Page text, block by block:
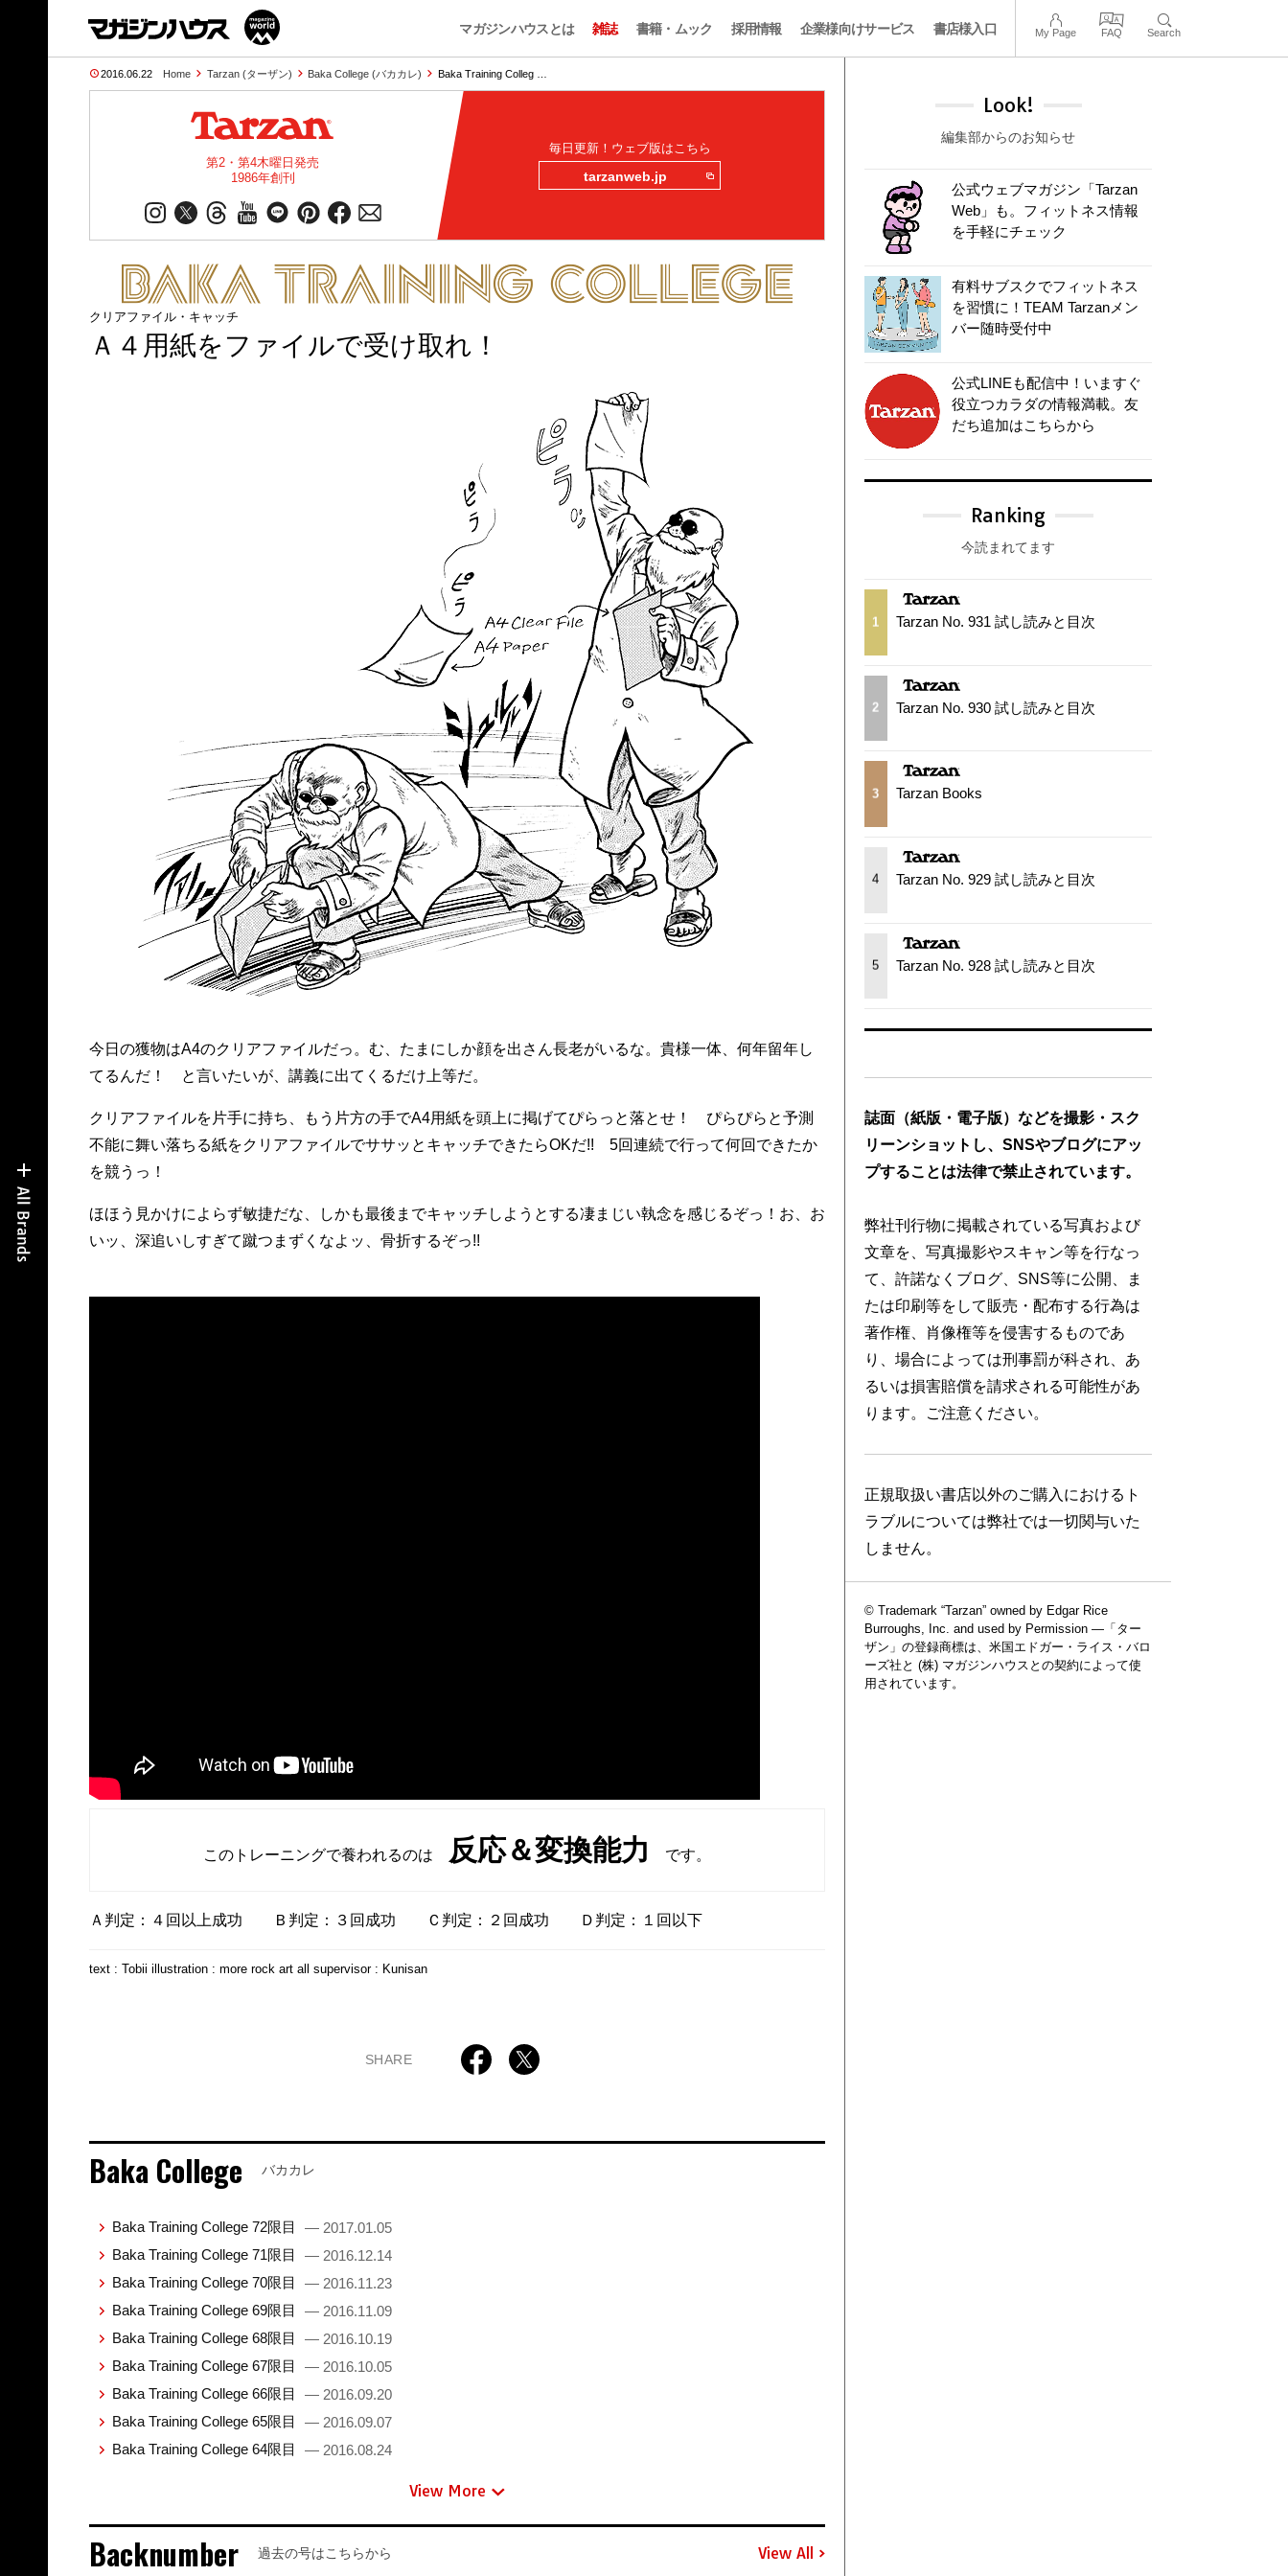
マガジンハウスとは 雑誌 書籍・ムック 採用情報 企業様向けサービス 書店様入口 My Page FAQ Search
2016.06.22 Home Tarzan (ターザン) Baka College (バカカレ) Baka Training Colleg …
第2・第4木曜日発売
1986年創刊
毎日更新！ウェブ版はこちら
tarzanweb.jp
クリアファイル・キャッチ
Ａ４用紙をファイルで受け取れ！
今日の獲物はA4のクリアファイルだっ。む、たまにしか顔を出さん長老がいるな。貴様一体、何年留年し
てるんだ！ と言いたいが、講義に出てくるだけ上等だ。
クリアファイルを片手に持ち、もう片方の手でA4用紙を頭上に掲げてぴらっと落とせ！ ぴらぴらと予測
不能に舞い落ちる紙をクリアファイルでササッとキャッチできたらOKだ!! 5回連続で行って何回できたか
を競うっ！
ほほう見かけによらず敏捷だな、しかも最後までキャッチしようとする凄まじい執念を感じるぞっ！お、お
いッ、深追いしすぎて蹴つまずくなよッ、骨折するぞっ!!
このトレーニングで養われるのは 反応＆変換能力 です。
Ａ判定：４回以上成功 Ｂ判定：３回成功 Ｃ判定：２回成功 Ｄ判定：１回以下
text : Tobii illustration : more rock art all supervisor : Kunisan
SHARE
Baka College バカカレ
Baka Training College 72限目
— 2017.01.05
Baka Training College 71限目
— 2016.12.14
Baka Training College 70限目
— 2016.11.23
Baka Training College 69限目
— 2016.11.09
Baka Training College 68限目
— 2016.10.19
Baka Training College 67限目
— 2016.10.05
Baka Training College 66限目
— 2016.09.20
Baka Training College 65限目
— 2016.09.07
Baka Training College 64限目
— 2016.08.24
View More
Backnumber 過去の号はこちらから View All
Look!
編集部からのお知らせ
公式ウェブマガジン「Tarzan
Web」も。フィットネス情報
を手軽にチェック
有料サブスクでフィットネス
を習慣に！TEAM Tarzanメン
バー随時受付中
公式LINEも配信中！いますぐ
役立つカラダの情報満載。友
だち追加はこちらから
Ranking
今読まれてます
1 Tarzan No. 931 試し読みと目次
2 Tarzan No. 930 試し読みと目次
3 Tarzan Books
4 Tarzan No. 929 試し読みと目次
5 Tarzan No. 928 試し読みと目次
誌面（紙版・電子版）などを撮影・スク
リーンショットし、SNSやブログにアッ
プすることは法律で禁止されています。
弊社刊行物に掲載されている写真および
文章を、写真撮影やスキャン等を行なっ
て、許諾なくブログ、SNS等に公開、ま
たは印刷等をして販売・配布する行為は
著作権、肖像権等を侵害するものであ
り、場合によっては刑事罰が科され、あ
るいは損害賠償を請求される可能性があ
ります。ご注意ください。
正規取扱い書店以外のご購入におけるト
ラブルについては弊社では一切関与いた
しません。
© Trademark “Tarzan” owned by Edgar Rice
Burroughs, Inc. and used by Permission —「ター
ザン」の登録商標は、米国エドガー・ライス・バロ
ーズ社と (株) マガジンハウスとの契約によって使
用されています。